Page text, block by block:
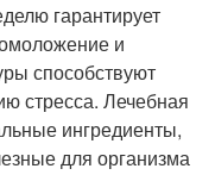
гарантирует
и
способствуют
стресса. Лечебная
ингредиенты,
для организма